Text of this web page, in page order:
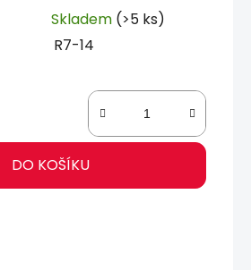
Skladem (>5 ks)
R7-14
DO KOŠÍKU